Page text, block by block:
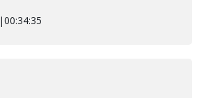
|00:34:35